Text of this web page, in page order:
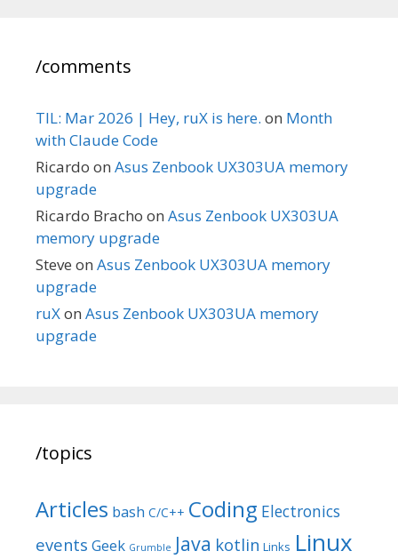
/comments
TIL: Mar 2026 | Hey, ruX is here. on Month
with Claude Code
Ricardo on Asus Zenbook UX303UA memory
upgrade
Ricardo Bracho on Asus Zenbook UX303UA
memory upgrade
Steve on Asus Zenbook UX303UA memory
upgrade
ruXon Asus Zenbook UX303UA memory
upgrade
/topics
Articles bash C/C++ Coding Electronics
events Geek Grumble Java kotlin Links Linux